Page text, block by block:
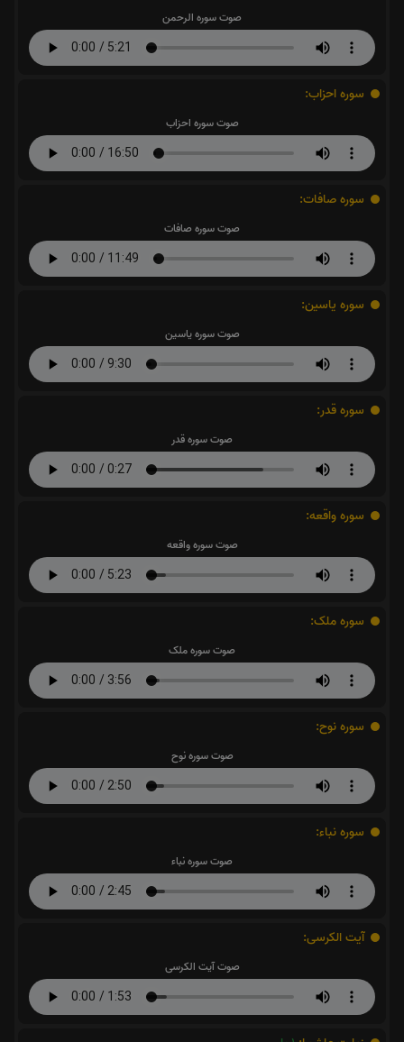
صوت سوره الرحمن
سوره احزاب:
صوت سوره احزاب
سوره صافات:
صوت سوره صافات
سوره یاسین:
صوت سوره یاسین
سوره قدر:
صوت سوره قدر
سوره واقعه:
صوت سوره واقعه
سوره ملک:
صوت سوره ملک
سوره نوح:
صوت سوره نوح
سوره نباء:
صوت سوره نباء
آیت الکرسی:
صوت آیت الکرسی